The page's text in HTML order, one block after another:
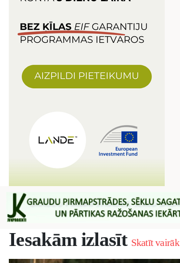
Iesakām izlasīt Skatīt vairāk